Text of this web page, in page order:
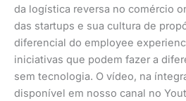
da logística reversa no comércio
das startups e sua cultura de
diferencial do employee
iniciativas que podem fazer a
sem tecnologia. O vídeo, na
disponível em nosso canal no